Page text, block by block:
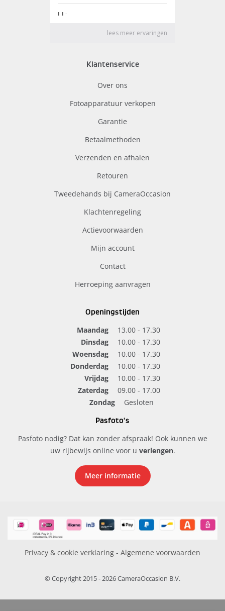
Klantenservice
Over ons
Fotoapparatuur verkopen
Garantie
Betaalmethoden
Verzenden en afhalen
Retouren
Tweedehands bij CameraOccasion
Klachtenregeling
Actievoorwaarden
Mijn account
Contact
Herroeping aanvragen
Openingstijden
Maandag
13.00 - 17.30
Dinsdag
10.00 - 17.30
Woensdag
10.00 - 17.30
Donderdag
10.00 - 17.30
Vrijdag
10.00 - 17.30
Zaterdag
09.00 - 17.00
Zondag
Gesloten
Pasfoto's
Pasfoto nodig? Dat kan zonder afspraak! Ook kunnen we
uw rijbewijs online voor u verlengen.
Meer informatie
Privacy & cookie verklaring - Algemene voorwaarden
© Copyright 2015 - 2026 CameraOccasion B.V.